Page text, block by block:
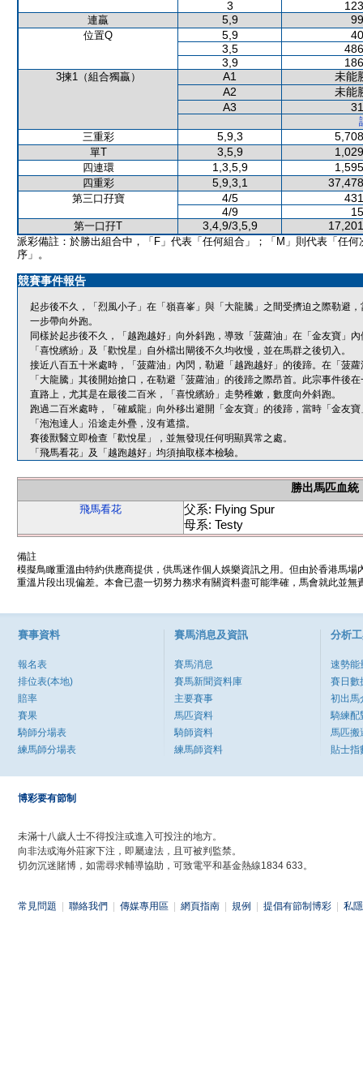
3
連贏 5,9
位置Q 5,9
3,5
3,9
3揀1（組合獨贏） A1
未能
A2
未能
A3
三重彩
5,9,3
單T 3,5,9
四連環 1,3,5,9
四重彩 5,9,3,1
第三口孖寶 4/5
4/9
第一口孖T 3,4,9/3,5,9
派彩備註：於勝出組合中，「F」代表「任何組合」；「M」則代表「任何
序」。
競賽事件報告
起步後不久，「烈風小子」在「嶺喜峯」與「大龍騰」之間受擠迫之際勒避
一步帶向外跑。
同樣於起步後不久，「越跑越好」向外斜跑，導致「菠蘿油」在「金友寶」
「喜悅繽紛」及「歡悅星」自外檔出閘後不久均收慢，並在馬群之後切入。
接近八百五十米處時，「菠蘿油」內閃，勒避「越跑越好」的後蹄。在「菠
「大龍騰」其後開始搶口，在勒避「菠蘿油」的後蹄之際昂首。此宗事件後
直路上，尤其是在最後二百米，「喜悅繽紛」走勢稚嫩，數度向外斜跑。
跑過二百米處時，「確威龍」向外移出避開「金友寶」的後蹄，當時「金友
「泡泡達人」沿途走外疊，沒有遮擋。
賽後獸醫立即檢查「歡悅星」，並無發現任何明顯異常之處。
「飛馬看花」及「越跑越好」均須抽取樣本檢驗。
勝出馬匹血統
飛馬看花
父系: Flying Spur
母系: Testy
備註
模擬鳥瞰重溫由特約供應商提供，供馬迷作個人娛樂資訊之用。但由於香港馬
重溫片段出現偏差。本會已盡一切努力務求有關資料盡可能準確，馬會就此並
賽事資料
報名表
排位表(本地)
賠率
賽果
騎師分場表
練馬師分場表
賽馬消息及資訊
賽馬消息
賽馬新聞資料庫
主要賽事
馬匹資料
騎師資料
練馬師資料
分析
速勢能
賽日數
初出馬
騎練配
馬匹搬
貼士指
博彩要有節制
未滿十八歲人士不得投注或進入可投注的地方。
向非法或海外莊家下注，即屬違法，且可被判監禁。
切勿沉迷賭博，如需尋求輔導協助，可致電平和基金熱線1834 633。
常見問題 聯絡我們 傳媒專用區 網頁指南 規例 提倡有節制博彩 私